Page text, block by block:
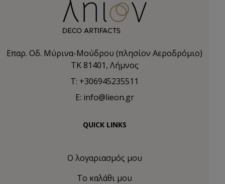
Επαρ. Οδ. Μύρινα-Μούδρου (πλησίον Αεροδρόμιο)
TK 81401, Λήμνος
T: +306945235511
E: info@lieon.gr
QUICK LINKS
Ο λογαριασμός μου
Το καλάθι μου